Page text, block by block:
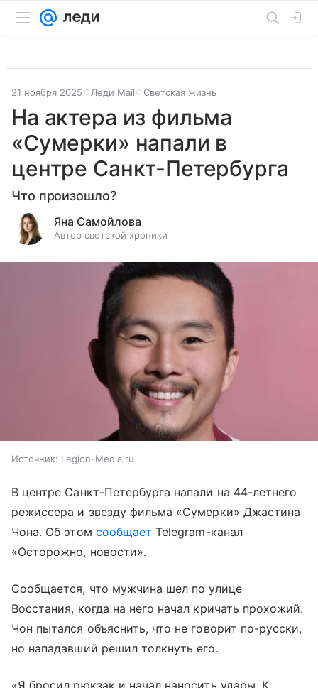
21 ноября 2025 Леди Mail Светская жизнь
На актера из фильма
«Сумерки» напали в
центре Санкт-Петербурга
Что произошло?
Яна Самойлова
Автор светской хроники
Источник: Legion-Media.ru
В центре Санкт-Петербурга напали на 44-летнего
режиссера и звезду фильма «Сумерки» Джастина
Чона. Об этом сообщает Telegram-канал
«Осторожно, новости».
Сообщается, что мужчина шел по улице
Восстания, когда на него начал кричать прохожий.
Чон пытался объяснить, что не говорит по-русски,
но нападавший решил толкнуть его.